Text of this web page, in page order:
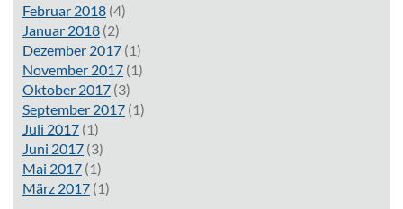
Februar 2018 (4)
Januar 2018 (2)
Dezember 2017 (1)
November 2017 (1)
Oktober 2017 (3)
September 2017 (1)
Juli 2017 (1)
Juni 2017 (3)
Mai 2017 (1)
März 2017 (1)